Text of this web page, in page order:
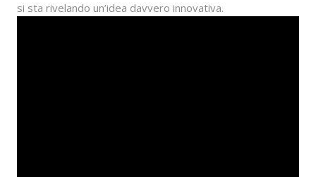
si sta rivelando un’idea davvero innovativa.